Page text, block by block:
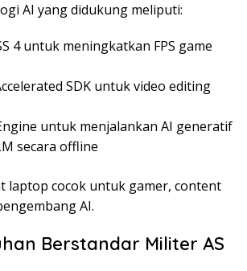
AI yang didukung meliputi:
4 untuk meningkatkan FPS game
SDK untuk video editing
untuk menjalankan AI generatif
secara offline
laptop cocok untuk gamer, content
AI.
Berstandar Militer AS